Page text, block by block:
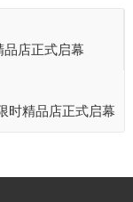
品店正式启幕
时精品店正式启幕